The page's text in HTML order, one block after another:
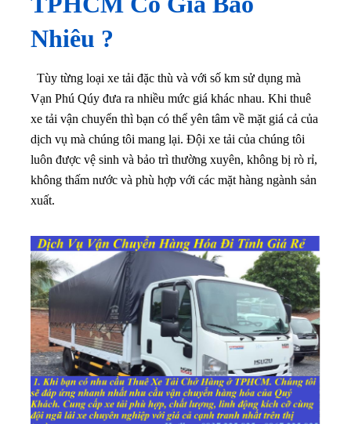
Tùy từng loại xe tải đặc thù và với số km sử dụng mà
Vạn Phú Qúy đưa ra nhiều mức giá khác nhau. Khi thuê
xe tải vận chuyển thì bạn có thể yên tâm về mặt giá cả của
luôn được vệ sinh và bảo trì thường xuyên, không bị rò rỉ,
không thấm nước và phù hợp với các mặt hàng ngành sản
*** Những lợi ích khi thuê xe tải
chở hàng của Vạn Phú Quý